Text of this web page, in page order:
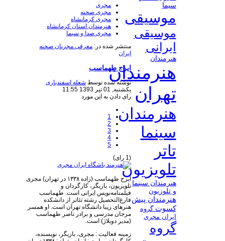
مجری
مجری صحنه
مجری کرمانشاه
هنرمندان استان کرمانشاه
مجری صدا و سیما
منتشر شده در: معرفی مجریان صحنه
ایران
ایرج طهماسب
نوشته شده توسط شعله اسفندیاری
یکشنبه, 01 تیر 1393 11:55
رای دادن به این مورد
1
2
3
4
5
(1 رای)
ایرج طهماسب (زاده ۱۳۳۸ در تهران) مجری
تلویزیون، بازیگر، کارگردان و
فیلمنامه‌نویس ایرانی است. طهماسب
فارغ‌التحصیل رشته تئاتر از دانشکده
هنرهای زیبا دانشگاه تهران است. او همسر
مرجان مدرسی و برادر ناصر طهماسب
(مدیر دوبلاژ) است.
زمینه فعالیت : مجری، بازیگر، نویسنده،
سیما
موسیقی
موسیقی
ایرانی
هنرمندان
هنرمندان
تهران
هنرمندان
سینما
تاتر
تلویزیون
هنرمندان سینما
و تلوزیون
هنرمندان پیش
کسوتگروه
ایران مجری
گروه